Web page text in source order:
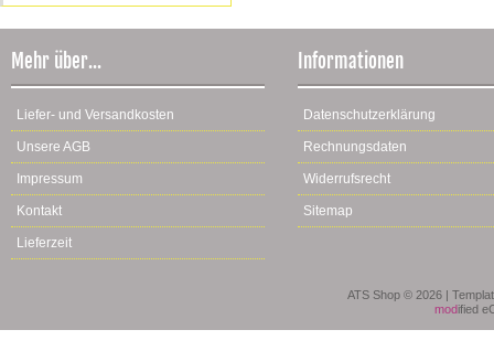
Mehr über...
Liefer- und Versandkosten
Unsere AGB
Impressum
Kontakt
Lieferzeit
Informationen
Datenschutzerklärung
Rechnungsdaten
Widerrufsrecht
Sitemap
ATS Shop © 2026 |
modified